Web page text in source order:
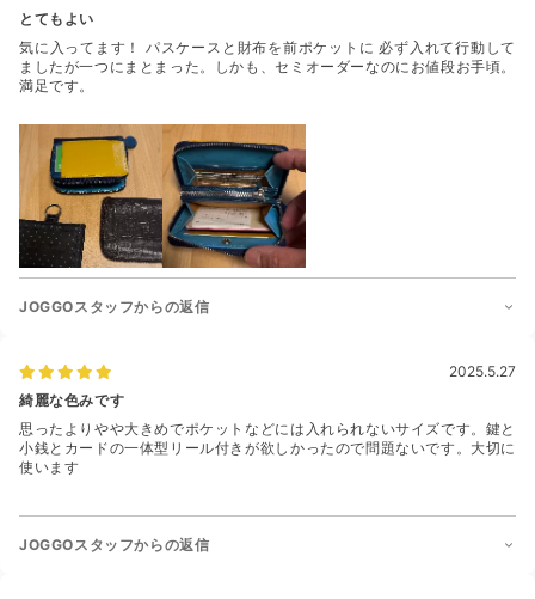
とてもよい
気に入ってます！ パスケースと財布を前ポケットに 必ず入れて行動して
ましたが一つにまとまった。しかも、セミオーダーなのにお値段お手頃。
満足です。
JOGGOスタッフからの返信
2025.5.27
綺麗な色みです
思ったよりやや大きめでポケットなどには入れられないサイズです。鍵と
小銭とカードの一体型リール付きが欲しかったので問題ないです。大切に
使います
JOGGOスタッフからの返信